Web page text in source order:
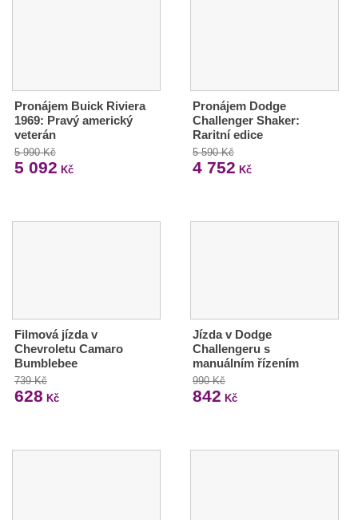
Pronájem Buick Riviera
1969: Pravý americký
veterán
5 990 Kč
5 092 Kč
Pronájem Dodge
Challenger Shaker:
Raritní edice
5 590 Kč
4 752 Kč
Filmová jízda v
Chevroletu Camaro
Bumblebee
739 Kč
628 Kč
Jízda v Dodge
Challengeru s
manuálním řízením
990 Kč
842 Kč